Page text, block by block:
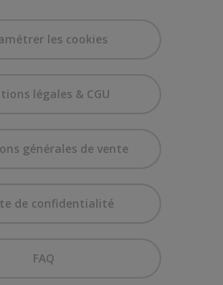
les cookies
légales & CGU
générales de vente
de confidentialité
FAQ